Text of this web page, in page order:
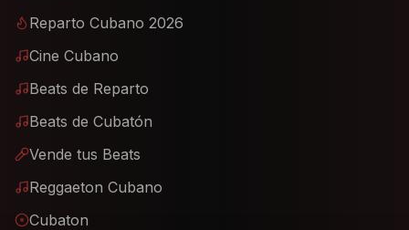
Reparto Cubano 2026
Cine Cubano
Beats de Reparto
Beats de Cubatón
Vende tus Beats
Reggaeton Cubano
Cubaton